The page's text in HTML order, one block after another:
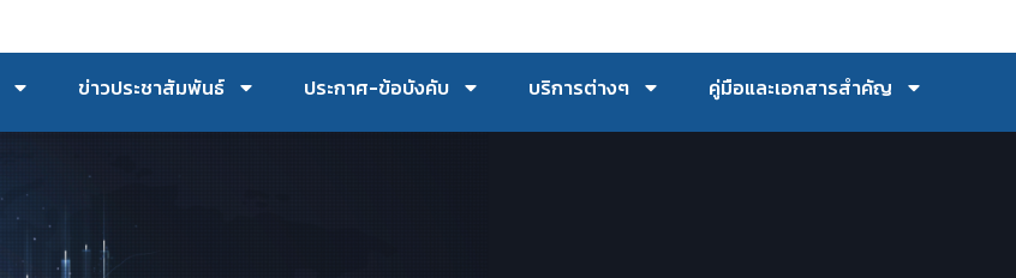
ข่าวประชาสัมพันธ์ ประกาศ-ข้อบังคับ บริการต่างๆ คู่มือและเอกสารสำคัญ